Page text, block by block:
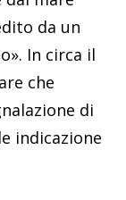
da un
In circa il
che
di
indicazione